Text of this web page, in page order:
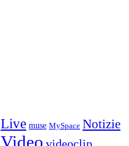
Live muse MySpace Notizie
Video